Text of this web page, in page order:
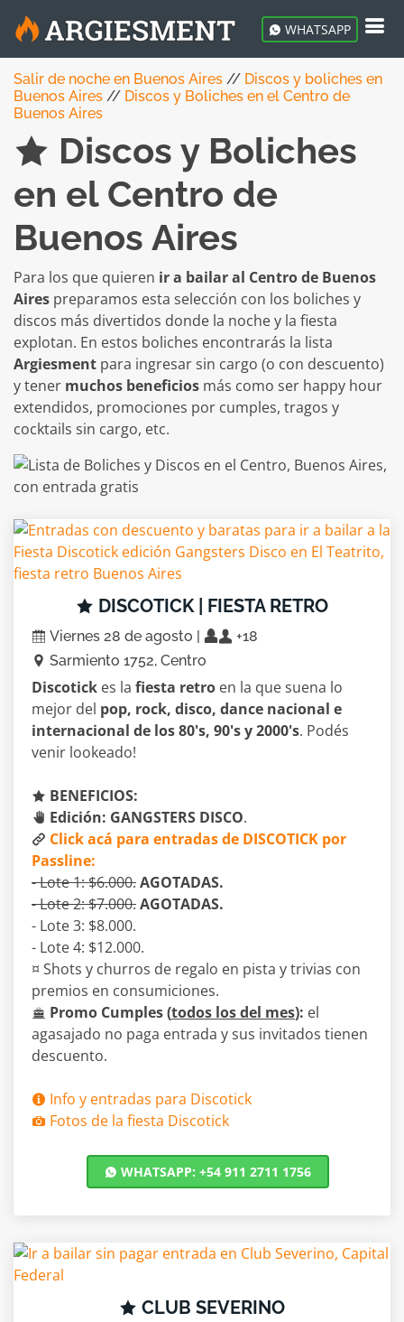
WHATSAPP
Salir de noche en Buenos Aires // Discos y boliches en
Buenos Aires // Discos y Boliches en el Centro de
Buenos Aires
Discos y Boliches
en el Centro de
Buenos Aires
Para los que quieren ir a bailar al Centro de Buenos
Aires preparamos esta selección con los boliches y
discos más divertidos donde la noche y la fiesta
explotan. En estos boliches encontrarás la lista
Argiesment para ingresar sin cargo (o con descuento)
y tener muchos beneficios más como ser happy hour
extendidos, promociones por cumples, tragos y
cocktails sin cargo, etc.
DISCOTICK | FIESTA RETRO
Viernes 28 de agosto |
+18
Sarmiento 1752, Centro
Discotick es la fiesta retro en la que suena lo
mejor del pop, rock, disco, dance nacional e
internacional de los 80's, 90's y 2000's. Podés
venir lookeado!
BENEFICIOS:
Edición: GANGSTERS DISCO.
Click acá para entradas de DISCOTICK por
Passline:
- Lote 1: $6.000.AGOTADAS.
- Lote 2: $7.000.AGOTADAS.
- Lote 3: $8.000.
- Lote 4: $12.000.
¤ Shots y churros de regalo en pista y trivias con
premios en consumiciones.
Promo Cumples (todos los del mes): el
agasajado no paga entrada y sus invitados tienen
descuento.
Info y entradas para Discotick
Fotos de la fiesta Discotick
WHATSAPP: +54 911 2711 1756
CLUB SEVERINO